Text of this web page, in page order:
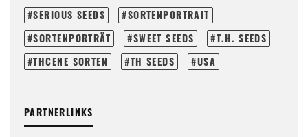
SERIOUS SEEDS
SORTENPORTRAIT
SORTENPORTRÄT
SWEET SEEDS
T.H. SEEDS
THCENE SORTEN
TH SEEDS USA
PARTNERLINKS